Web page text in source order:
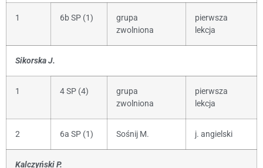
1 6b SP (1)
grupa
zwolniona
pierwsza
lekcja
Sikorska J.
1 4 SP (4)
grupa
zwolniona
pierwsza
lekcja
2 6a SP (1) Sośnij M. j. angielski
Kalczyński P.